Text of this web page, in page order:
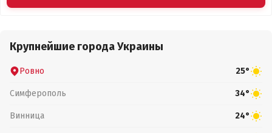
Крупнейшие города Украины
Ровно 25°
Симферополь 34°
Винница 24°